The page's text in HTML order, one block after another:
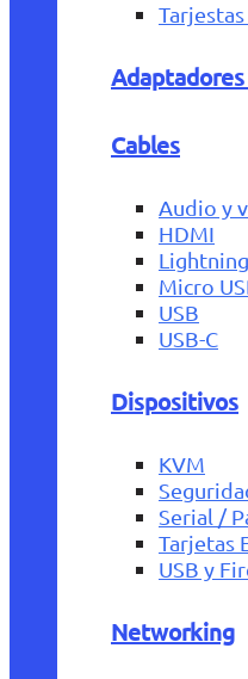
Cables
Audio y
HDMI
Lightning
Micro
USB
USB-C
Dispositivos
KVM
Serial /
Tarjetas
USB y
Networking